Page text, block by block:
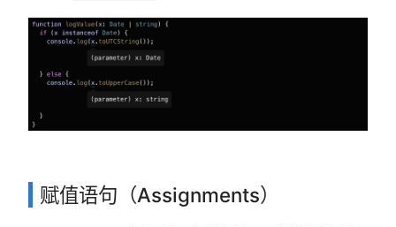
赋值语句（Assignments）